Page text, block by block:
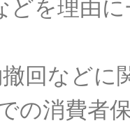
どを理由
回 などに
の消費者